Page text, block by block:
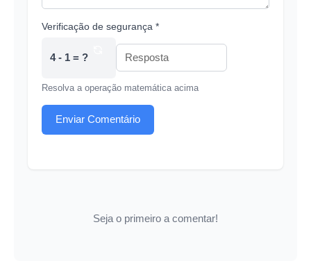
Verificação de segurança *
4 - 1 = ?
Resolva a operação matemática acima
Enviar Comentário
Seja o primeiro a comentar!